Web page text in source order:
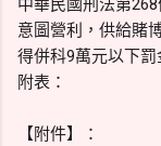
意圖營利，供給賭
得併科9萬元以下罰
附表： (金額
【附件】：